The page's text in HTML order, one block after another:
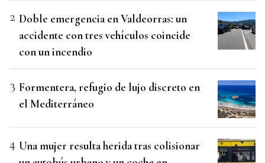
Doble emergencia en Valdeorras: un
accidente con tres vehículos coincide
con un incendio
Formentera, refugio de lujo discreto en
el Mediterráneo
Una mujer resulta herida tras colisionar